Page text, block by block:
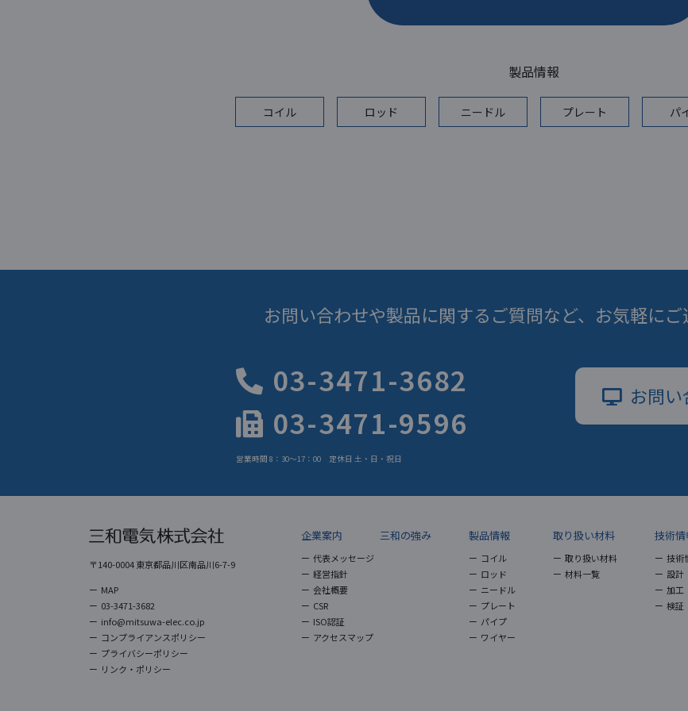
製品情報
コイル ロッド ニードル プレート パ
お問い合わせや製品に関するご質問など、 お気軽にご
お問
03-3471-3682
03-3471-9596
営業時間 8：30～17：00 定休日 土・日・祝日
〒140-0004 東京都品川区南品川6-7-9
MAP
03-3471-3682
info@mitsuwa-elec.co.jp
コンプライアンスポリシー
プライバシーポリシー
リンク・ポリシー
企業案内
代表メッセージ
経営指針
会社概要
CSR
ISO認証
アクセスマップ
三和の強み 製品情報
コイル
ロッド
ニードル
プレート
パイプ
ワイヤー
取り扱い材料
取り扱い材料
材料一覧
技術
技術
設計
加工
検証